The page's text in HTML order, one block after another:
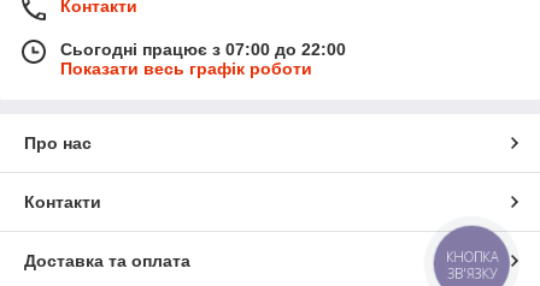
Контакти
Сьогодні працює з 07:00 до 22:00
Показати весь графік роботи
Про нас
Контакти
Доставка та оплата
КНОПКА
ЗВ'ЯЗКУ